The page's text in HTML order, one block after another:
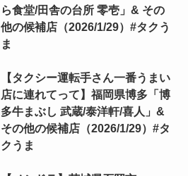
ら食堂/田舎の台所 零壱」& その
他の候補店（2026/1/29）#タクう
ま
【タクシー運転手さん一番うまい
店に連れてって】福岡県博多「博
多牛まぶし 武蔵/泰洋軒/喜人」&
その他の候補店（2026/1/29）#タ
クうま